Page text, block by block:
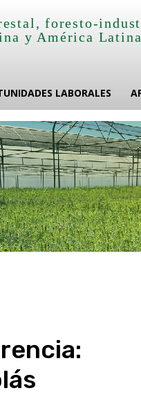
foresto-
y América
LABORALES